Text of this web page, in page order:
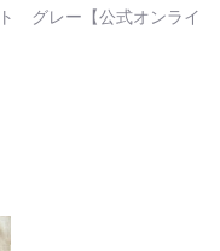
グレー【公式オンライ